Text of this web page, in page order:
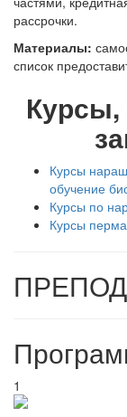
рассрочки.
Материалы:
список
Курсы,
Курсы
обучение
Курсы по
Курсы
1